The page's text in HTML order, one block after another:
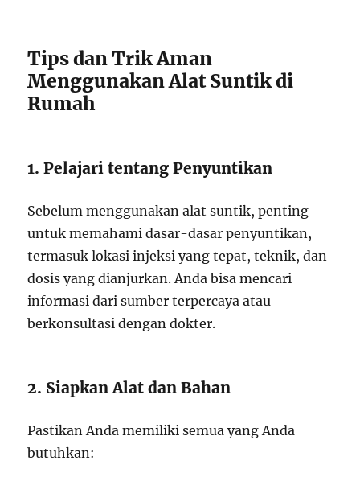
Tips dan Trik Aman
Menggunakan Alat Suntik di
Rumah
1. Pelajari tentang Penyuntikan
Sebelum menggunakan alat suntik, penting
untuk memahami dasar-dasar penyuntikan,
termasuk lokasi injeksi yang tepat, teknik, dan
dosis yang dianjurkan. Anda bisa mencari
informasi dari sumber terpercaya atau
berkonsultasi dengan dokter.
2. Siapkan Alat dan Bahan
Pastikan Anda memiliki semua yang Anda
butuhkan: